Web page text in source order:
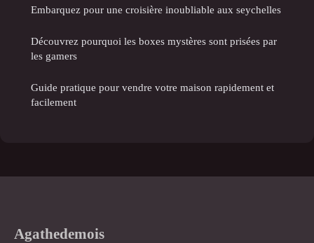
Embarquez pour une croisière inoubliable aux seychelles
Découvrez pourquoi les boxes mystères sont prisées par
les gamers
Guide pratique pour vendre votre maison rapidement et
facilement
Agathedemois